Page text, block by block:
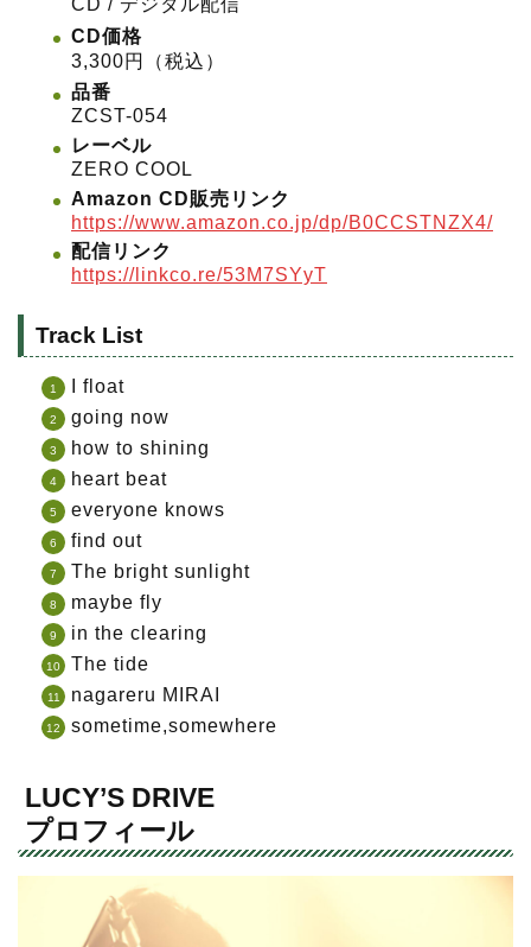
CD / デジタル配信
CD価格
3,300円（税込）
品番
ZCST-054
レーベル
ZERO COOL
Amazon CD販売リンク
https://www.amazon.co.jp/dp/B0CCSTNZX4/
配信リンク
https://linkco.re/53M7SYyT
Track List
I float
going now
how to shining
heart beat
everyone knows
find out
The bright sunlight
maybe fly
in the clearing
The tide
nagareru MIRAI
sometime,somewhere
LUCY’S DRIVE
プロフィール